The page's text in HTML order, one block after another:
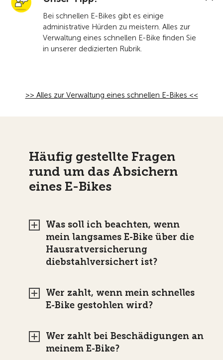
Bei schnellen E-Bikes gibt es einige
administrative Hürden zu meistern. Alles zur
Verwaltung eines schnellen E-Bike finden Sie
in unserer dedizierten Rubrik.
>> Alles zur Verwaltung eines schnellen E-Bikes <<
Häufig gestellte Fragen
rund um das Absichern
eines E-Bikes
Was soll ich beachten, wenn
mein langsames E-Bike über die
Hausratversicherung
diebstahlversichert ist?
Wer zahlt, wenn mein schnelles
E-Bike gestohlen wird?
Wer zahlt bei Beschädigungen an
meinem E-Bike?